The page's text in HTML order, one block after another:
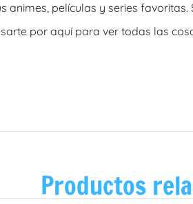
animes, películas y series
por aquí para ver todas las
Productos